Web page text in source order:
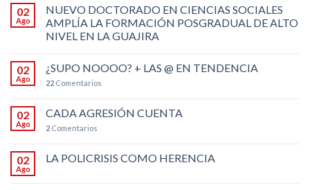
02
Ago
NUEVO DOCTORADO EN CIENCIAS SOCIALES
AMPLÍA LA FORMACIÓN POSGRADUAL DE ALTO
NIVEL EN LA GUAJIRA
02
Ago
¿SUPO NOOOO? + LAS @ EN TENDENCIA
22 Comentarios
02
Ago
CADA AGRESIÓN CUENTA
2 Comentarios
02
Ago
LA POLICRISIS COMO HERENCIA